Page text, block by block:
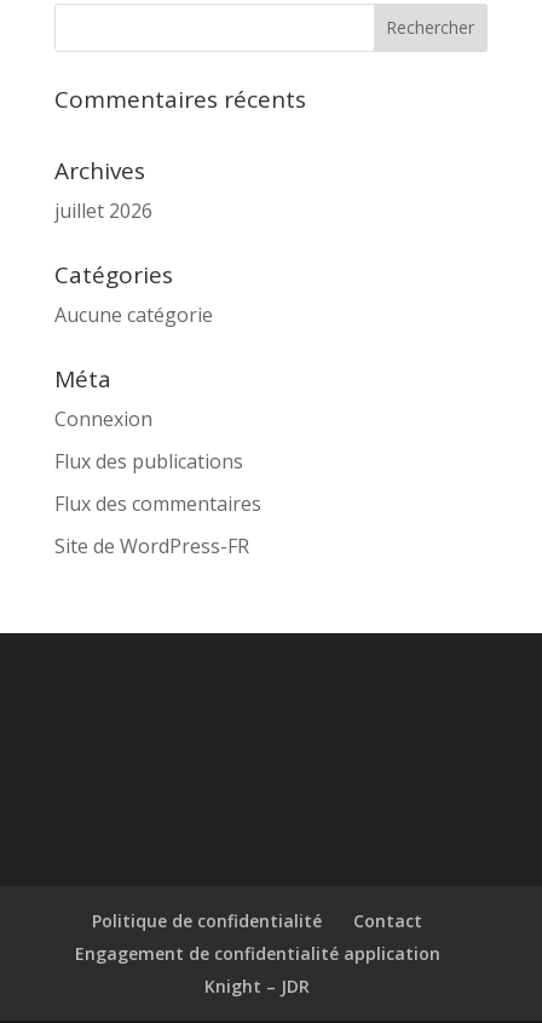
Commentaires récents
Archives
juillet 2026
Catégories
Aucune catégorie
Méta
Connexion
Flux des publications
Flux des commentaires
Site de WordPress-FR
Politique de confidentialité
Contact
Engagement de confidentialité application
Knight – JDR